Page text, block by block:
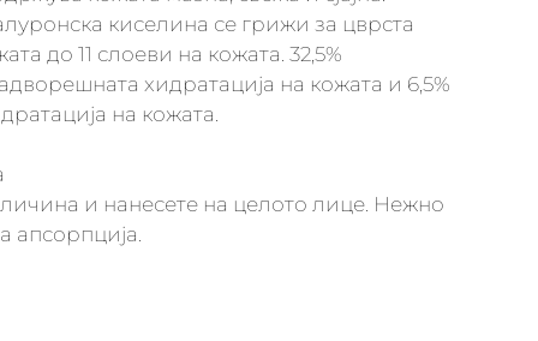
киселина се грижи за цврста
до 11 слоеви на кожата. 32,5%
хидратација на кожата и 6,5%
на кожата.
и нанесете на целото лице. Нежно
апсорпција.